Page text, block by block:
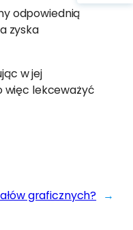
odpowiednią
zyska
w jej
więc lekceważyć
graficznych? →